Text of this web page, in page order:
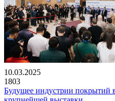
10.03.2025
1803
Будущее индустрии покрытий